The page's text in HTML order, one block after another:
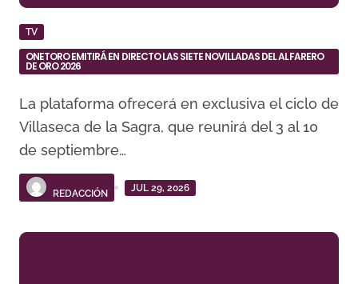
TV
ONETORO EMITIRÁ EN DIRECTO LAS SIETE NOVILLADAS DEL ALFARERO
DE ORO 2026
La plataforma ofrecerá en exclusiva el ciclo de
Villaseca de la Sagra, que reunirá del 3 al 10
de septiembre…
REDACCIÓN
JUL 29, 2026